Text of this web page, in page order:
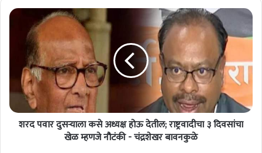
श
ऱ्या
शरद पवार दुसऱ्याला कसे अध्यक्ष होऊ देतील; राष्ट्रवादीचा ३ दिवसांचा
खेळ म्हणजे नौटंकी - चंद्रशेखर बावनकुळे